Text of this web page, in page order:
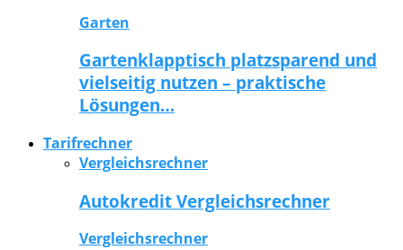
Garten
Gartenklapptisch platzsparend und
vielseitig nutzen – praktische
Lösungen…
Tarifrechner
Vergleichsrechner
Autokredit Vergleichsrechner
Vergleichsrechner